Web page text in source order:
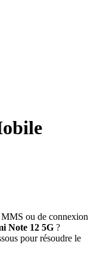
ou de connexion
Note 12 5G ?
pour résoudre le